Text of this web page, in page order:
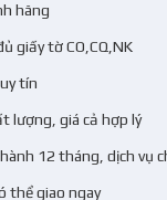
hãng
giấy tờ CO,CQ,NK
tín
lượng, giá cả hợp lý
12 tháng, dịch vụ
thể giao ngay